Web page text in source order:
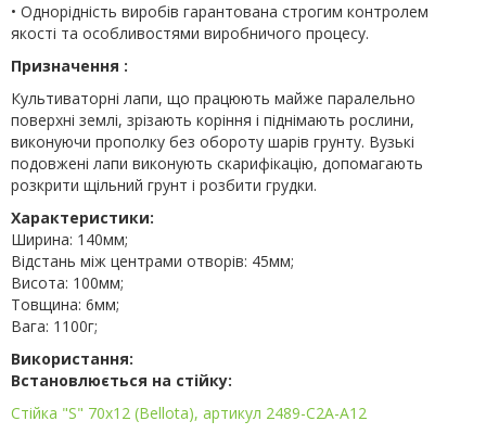
• Однорідність виробів гарантована строгим контролем
якості та особливостями виробничого процесу.
Призначення :
Культиваторні лапи, що працюють майже паралельно
поверхні землі, зрізають коріння і піднімають рослини,
виконуючи прополку без обороту шарів грунту. Вузькі
подовжені лапи виконують скарифікацію, допомагають
розкрити щільний грунт і розбити грудки.
Характеристики:
Ширина: 140мм;
Відстань між центрами отворів: 45мм;
Висота: 100мм;
Товщина: 6мм;
Вага: 1100г;
Використання:
Встановлюється на стійку:
Стійка "S" 70х12 (Bellota), артикул 2489-С2А-A12